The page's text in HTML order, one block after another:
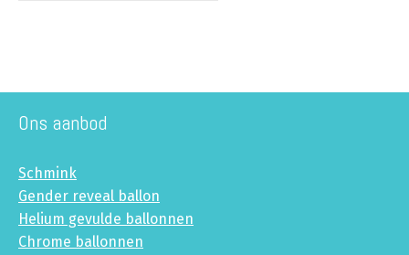
Ons aanbod
Schmink
Gender reveal ballon
Helium gevulde ballonnen
Chrome ballonnen